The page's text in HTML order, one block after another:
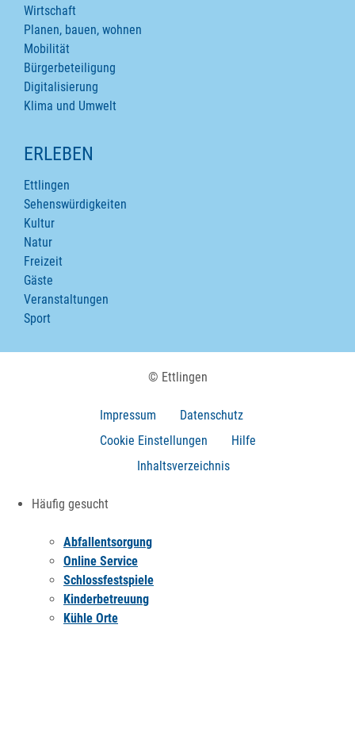
Wirtschaft
Planen, bauen, wohnen
Mobilität
Bürgerbeteiligung
Digitalisierung
Klima und Umwelt
ERLEBEN
Ettlingen
Sehenswürdigkeiten
Kultur
Natur
Freizeit
Gäste
Veranstaltungen
Sport
© Ettlingen
Impressum
Datenschutz
Cookie Einstellungen
Hilfe
Inhaltsverzeichnis
Häufig gesucht
Abfallentsorgung
Online Service
Schlossfestspiele
Kinderbetreuung
Kühle Orte